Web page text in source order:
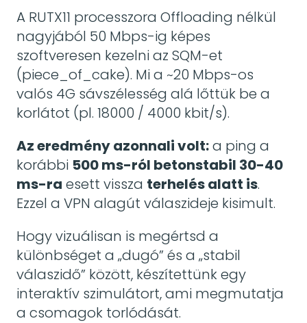
A RUTX11 processzora Offloading nélkül
nagyjából 50 Mbps-ig képes
szoftveresen kezelni az SQM-et
(piece_of_cake). Mi a ~20 Mbps-os
valós 4G sávszélesség alá lőttük be a
korlátot (pl. 18000 / 4000 kbit/s).
Az eredmény azonnali volt:a ping a
korábbi 500 ms-ról betonstabil 30-40
ms-ra esett vissza terhelés alatt is.
Ezzel a VPN alagút válaszideje kisimult.
Hogy vizuálisan is megértsd a
különbséget a „dugó” és a „stabil
válaszidő” között, készítettünk egy
interaktív szimulátort, ami megmutatja
a csomagok torlódását.